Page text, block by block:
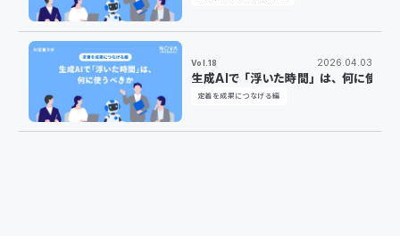
Vol.18 2026.04.03
生成AIで「浮いた時間」は、何に使う
定着を成果につなげる編